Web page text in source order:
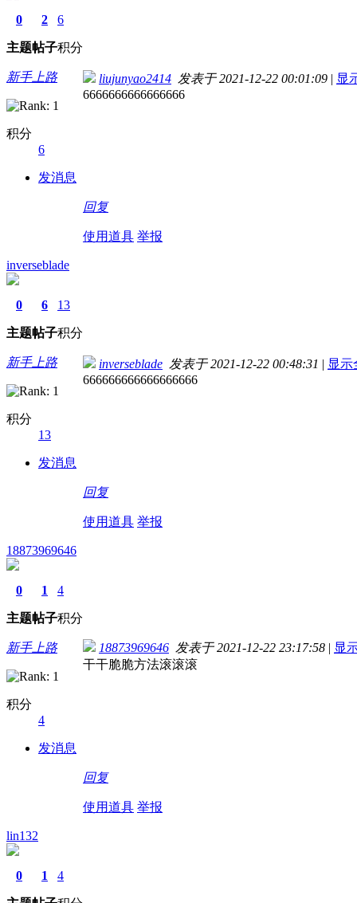
0
主题
2
帖子
6
积分
新手上路
积分
6
发消息
liujunyao2414 发表于 2021-12-22 00:01:09 | 显
6666666666666666
回复
使用道具 举报
inverseblade
0
主题
6
帖子
13
积分
新手上路
积分
13
发消息
inverseblade 发表于 2021-12-22 00:48:31 | 显示
666666666666666666
回复
使用道具 举报
18873969646
0
主题
1
帖子
4
积分
新手上路
积分
4
发消息
18873969646 发表于 2021-12-22 23:17:58 | 显
干干脆脆方法滚滚滚
回复
使用道具 举报
lin132
0 1 4